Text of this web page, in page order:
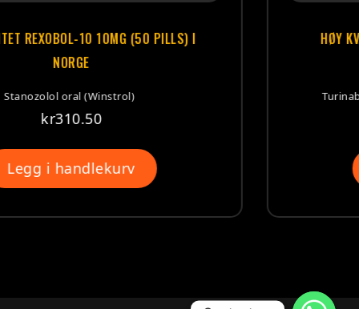
PILLS) I
HØY KVALITET MAGNUM
Turinabol (4-
Legg i handlekurv